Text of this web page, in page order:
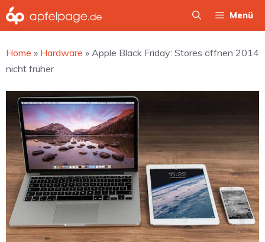
Zum
Inhalt
Menü
Home » Hardware » Apple Black Friday: Stores öffnen 2014
nicht früher